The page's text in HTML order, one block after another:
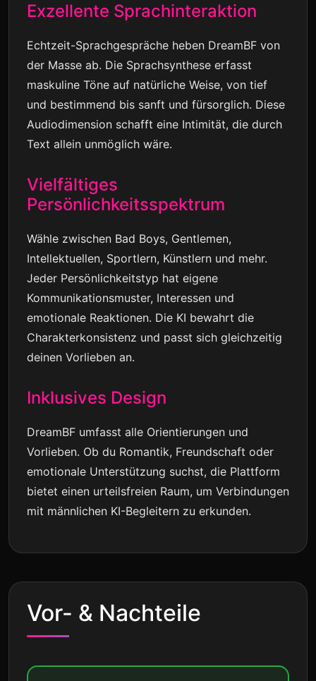
Exzellente Sprachinteraktion
Echtzeit-Sprachgespräche heben DreamBF von
der Masse ab. Die Sprachsynthese erfasst
maskuline Töne auf natürliche Weise, von tief
und bestimmend bis sanft und fürsorglich. Diese
Audiodimension schafft eine Intimität, die durch
Text allein unmöglich wäre.
Vielfältiges
Persönlichkeitsspektrum
Wähle zwischen Bad Boys, Gentlemen,
Intellektuellen, Sportlern, Künstlern und mehr.
Jeder Persönlichkeitstyp hat eigene
Kommunikationsmuster, Interessen und
emotionale Reaktionen. Die KI bewahrt die
Charakterkonsistenz und passt sich gleichzeitig
deinen Vorlieben an.
Inklusives Design
DreamBF umfasst alle Orientierungen und
Vorlieben. Ob du Romantik, Freundschaft oder
emotionale Unterstützung suchst, die Plattform
bietet einen urteilsfreien Raum, um Verbindungen
mit männlichen KI-Begleitern zu erkunden.
Vor- & Nachteile